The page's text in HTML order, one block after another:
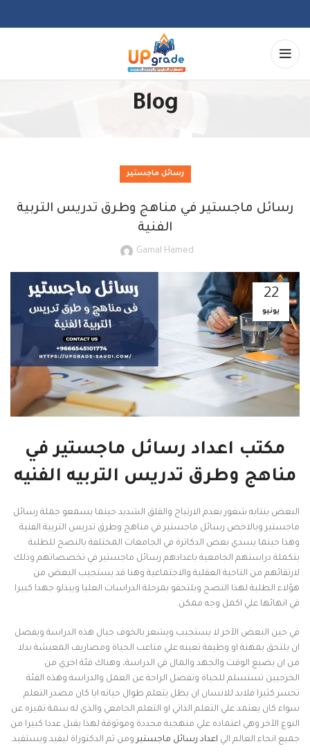
Blog
رسائل ماجستير
رسائل ماجستير في مناهج وطرق تدريس التربية
الفنية
Gamal Hamed
22
يونيو
مكتب اعداد رسائل ماجستير في
مناهج وطرق تدريس التربيه الفنيه
البعض ينتابه شعور بعدم الارتياح والقلق الشديد حينما يسمعو جملة رسائل
ماجستير وبالاخص رسائل ماجستير في مناهج وطرق تدريس التربية الفنية
وهذا حينما يسدي بعض الدكاترة في الجامعات المختلفة بالنصح للطلبة
بتكملة دراستهم الجامعية باعدادهم رسائل ماجستير في تخصصاتهم وذلك
لارتقائهم من الناحية العقلية والاجتماعية وهنا قد يستجيب البعض من
هؤلاء الطلبة لهذا النصح ويلتحقو بمرحلة الدراسات العليا ويبذلو جهدا كبيرا
في انهائها علي اكمل وجه ممكن.
في حين البعض الآخر لا يستجيب ويشعر بالخوف حيال هذه الدراسة ويفضل
ان يلتحق بمهنة او وظيفة تعينه علي متاعب الحياة ومصاريف المعيشة بدلا
من ان يضيع الوقت والجهد والمال في الدراسة، وهناك فئة اخري من
الخرجيين تستسلم للحياة وتفضل الراحة عن العمل والدراسة وهذه الفئة
تخسر كثيرا فلابد للانسان ان يظل يتعلم طوال حياته ايا كان مصدر التعلم
سواء كان يعتمد علي التعلم الذاتي او التعلم الجامعي والذي له سمة تميزه عن
النوع الآخر وهي اعتماده علي منهجية محددة وموثوقة لهذا يقبل عددا كبيرا من
جميع انحاء العالم الي اعداد رسائل ماجستير ومن ثم الدكتوراة ليفيد ويستفيد.